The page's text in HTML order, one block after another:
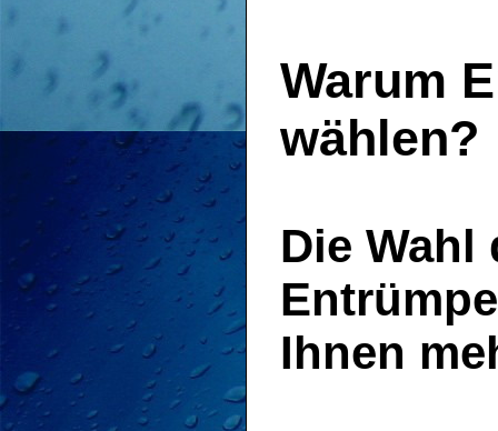
Warum
wählen?
Die Wahl
Ihnen